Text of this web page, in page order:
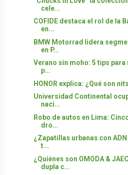
cele...
COFIDE destaca el rol de la
en...
BMW Motorrad lidera
en P...
Verano sin moho: 5 tips para
p...
HONOR explica: ¿Qué son
Universidad Continental
naci...
Robo de autos en Lima:
dro...
¿Zapatillas urbanas con
t...
¿Quiénes son OMODA &
dupla c...